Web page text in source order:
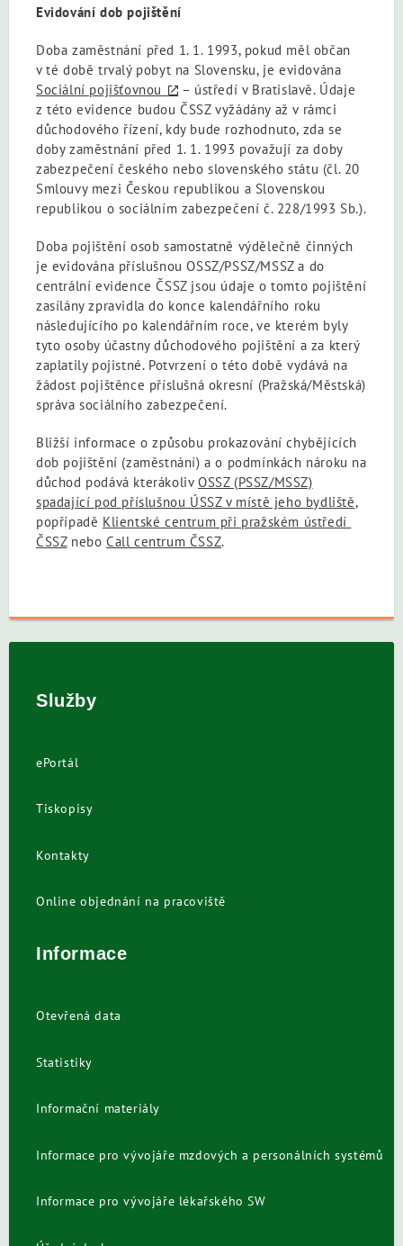
Evidování dob pojištění
Doba zaměstnání před 1. 1. 1993, pokud měl občan
v té době trvalý pobyt na Slovensku, je evidována
Sociální pojišťovnou
– ústředí v Bratislavě. Údaje
z této evidence budou ČSSZ vyžádány až v rámci
důchodového řízení, kdy bude rozhodnuto, zda se
doby zaměstnání před 1. 1. 1993 považují za doby
zabezpečení českého nebo slovenského státu (čl. 20
Smlouvy mezi Českou republikou a Slovenskou
republikou o sociálním zabezpečení č. 228/1993 Sb.).
Doba pojištění osob samostatně výdělečně činných
je evidována příslušnou OSSZ/PSSZ/MSSZ a do
centrální evidence ČSSZ jsou údaje o tomto pojištění
zasílány zpravidla do konce kalendářního roku
následujícího po kalendářním roce, ve kterém byly
tyto osoby účastny důchodového pojištění a za který
zaplatily pojistné. Potvrzení o této době vydává na
žádost pojištěnce příslušná okresní (Pražská/Městská)
správa sociálního zabezpečení.
Bližší informace o způsobu prokazování chybějících
dob pojištění (zaměstnání) a o podmínkách nároku na
důchod podává kterákolivOSSZ (PSSZ/MSSZ)
spadající pod příslušnou ÚSSZ v místě jeho bydliště,
popřípadě Klientské centrum při pražském ústředí
ČSSZneboCall centrum ČSSZ.
Služby
ePortál
Tiskopisy
Kontakty
Online objednání na pracoviště
Informace
Otevřená data
Statistiky
Informační materiály
Informace pro vývojáře mzdových a personálních systémů
Informace pro vývojáře lékařského SW